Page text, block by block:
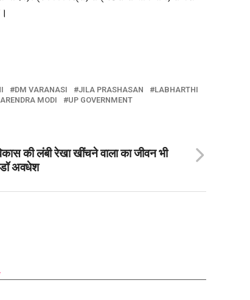
DM VARANASI JILA PRASHASAN
LABHARTHI
MODI
UP GOVERNMENT
की लंबी रेखा खींचने वाला का जीवन भी
अवधेश